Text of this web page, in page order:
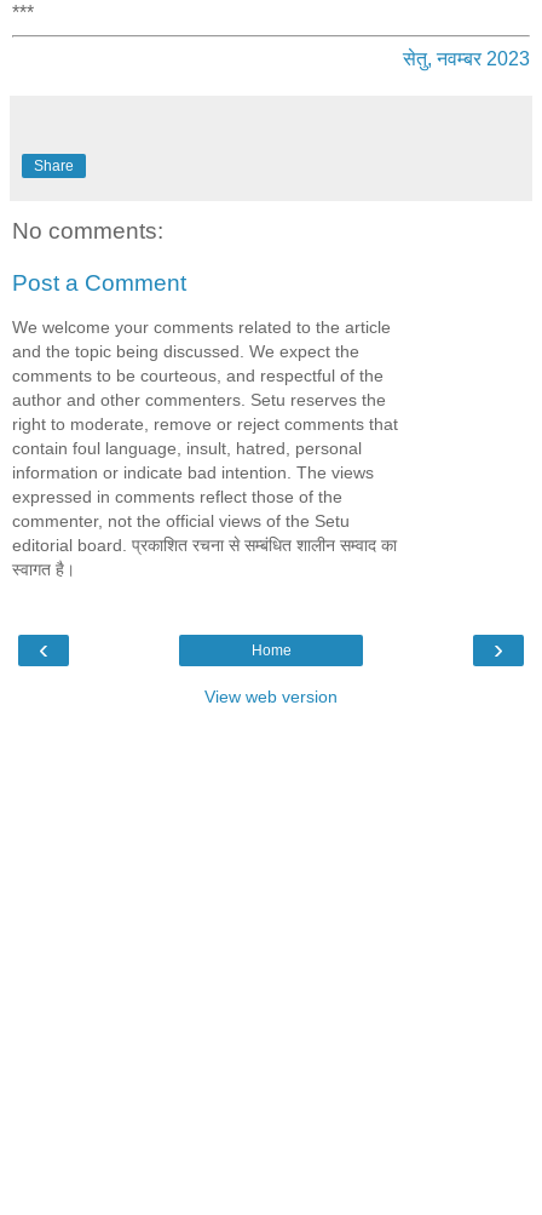
***
सेतु, नवम्बर 2023
Share
No comments:
Post a Comment
We welcome your comments related to the article
and the topic being discussed. We expect the
comments to be courteous, and respectful of the
author and other commenters. Setu reserves the
right to moderate, remove or reject comments that
contain foul language, insult, hatred, personal
information or indicate bad intention. The views
expressed in comments reflect those of the
commenter, not the official views of the Setu
editorial board. प्रकाशित रचना से सम्बंधित शालीन सम्वाद का
स्वागत है।
‹ ›
Home
View web version